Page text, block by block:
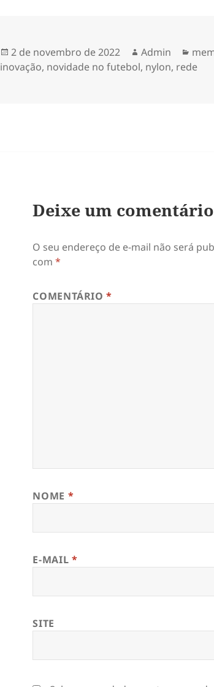
Publicado
em
2 de novembro de 2022 Autor
Admin
inovação, novidade no futebol, nylon, rede
Deixe um comentário
O seu endereço de e-mail não será
com*
COMENTÁRIO*
NOME *
E-MAIL *
SITE